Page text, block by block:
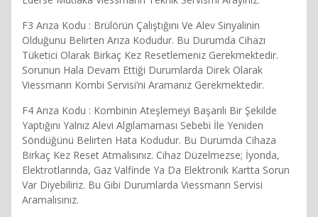
F3 Arıza Kodu : Brülörün Çalıştığını Ve Alev Sinyalinin
Olduğunu Belirten Arıza Kodudur. Bu Durumda Cihazı
Tüketici Olarak Birkaç Kez Resetlemeniz Gerekmektedir.
Sorunun Hala Devam Ettiği Durumlarda Direk Olarak
Viessmann Kombi Servisi’ni Aramanız Gerekmektedir.
F4 Arıza Kodu : Kombinin Ateşlemeyi Başarılı Bir Şekilde
Yaptığını Yalnız Alevi Algılamaması Sebebi İle Yeniden
Söndüğünü Belirten Hata Kodudur. Bu Durumda Cihaza
Birkaç Kez Reset Atmalısınız. Cihaz Düzelmezse; İyonda,
Elektrotlarında, Gaz Valfinde Ya Da Elektronik Kartta Sorun
Var Diyebiliriz. Bu Gibi Durumlarda Viessmann Servisi
Aramalısınız.